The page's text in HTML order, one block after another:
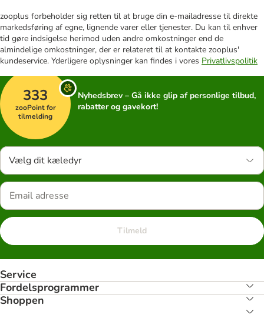
zooplus forbeholder sig retten til at bruge din e-mailadresse til direkte
markedsføring af egne, lignende varer eller tjenester. Du kan til enhver
tid gøre indsigelse herimod uden andre omkostninger end de
almindelige omkostninger, der er relateret til at kontakte zooplus'
kundeservice. Yderligere oplysninger kan findes i vores Privatlivspolitik
333
zooPoint for
tilmelding
Nyhedsbrev – Gå ikke glip af personlige tilbud,
rabatter og gavekort!
Vælg dit kæledyr
Tilmeld
Service
Fordelsprogrammer
Shoppen